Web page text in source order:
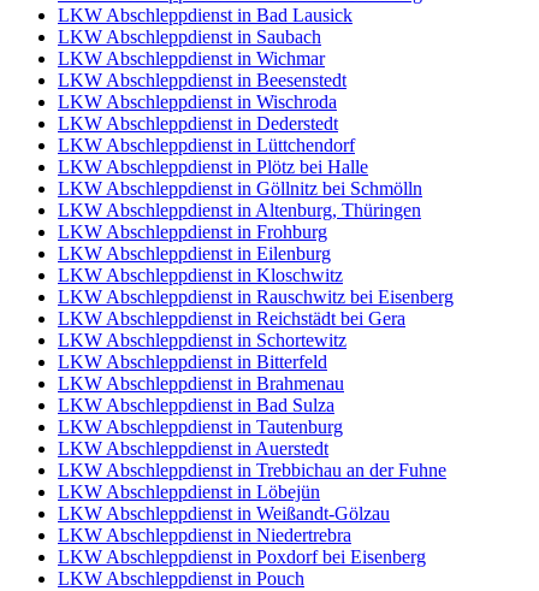
LKW Abschleppdienst in Bad Lausick
LKW Abschleppdienst in Saubach
LKW Abschleppdienst in Wichmar
LKW Abschleppdienst in Beesenstedt
LKW Abschleppdienst in Wischroda
LKW Abschleppdienst in Dederstedt
LKW Abschleppdienst in Lüttchendorf
LKW Abschleppdienst in Plötz bei Halle
LKW Abschleppdienst in Göllnitz bei Schmölln
LKW Abschleppdienst in Altenburg, Thüringen
LKW Abschleppdienst in Frohburg
LKW Abschleppdienst in Eilenburg
LKW Abschleppdienst in Kloschwitz
LKW Abschleppdienst in Rauschwitz bei Eisenberg
LKW Abschleppdienst in Reichstädt bei Gera
LKW Abschleppdienst in Schortewitz
LKW Abschleppdienst in Bitterfeld
LKW Abschleppdienst in Brahmenau
LKW Abschleppdienst in Bad Sulza
LKW Abschleppdienst in Tautenburg
LKW Abschleppdienst in Auerstedt
LKW Abschleppdienst in Trebbichau an der Fuhne
LKW Abschleppdienst in Löbejün
LKW Abschleppdienst in Weißandt-Gölzau
LKW Abschleppdienst in Niedertrebra
LKW Abschleppdienst in Poxdorf bei Eisenberg
LKW Abschleppdienst in Pouch